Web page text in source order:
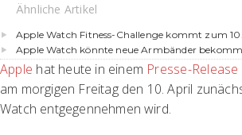
Ähnliche Artikel
Apple Watch Fitness-Challenge kommt zum
Apple Watch könnte neue Armbänder
Apple hat heute in einem Presse-Release
am morgigen Freitag den 10. April
Watch entgegennehmen wird.